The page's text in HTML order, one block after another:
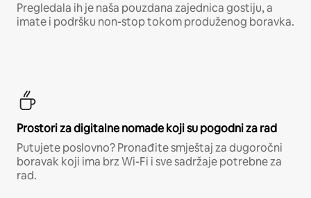
Pregledala ih je naša pouzdana zajednica gostiju, a
imate i podršku non-stop tokom produženog boravka.
Prostori za digitalne nomade koji su pogodni za rad
Putujete poslovno? Pronađite smještaj za dugoročni
boravak koji ima brz Wi-Fi i sve sadržaje potrebne za
rad.